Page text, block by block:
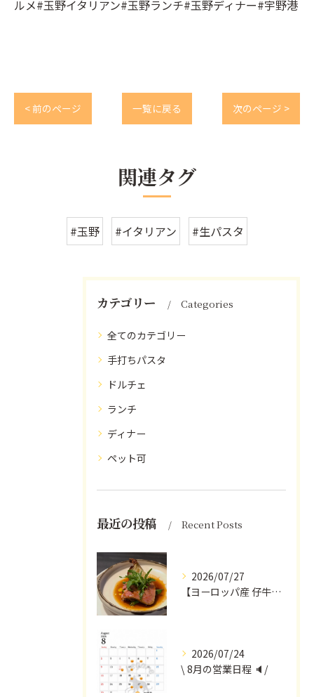
ルメ#玉野イタリアン#玉野ランチ#玉野ディナー#宇野港
< 前のページ 一覧に戻る 次のページ >
関連タグ
#玉野 #イタリアン #生パスタ
カテゴリー Categories
全てのカテゴリー
手打ちパスタ
ドルチェ
ランチ
ディナー
ペット可
最近の投稿 Recent Posts
2026/07/27
【ヨーロッパ産 仔牛のタンとフォンドヴォー】
2026/07/24
\ 8月の営業日程 🔈/